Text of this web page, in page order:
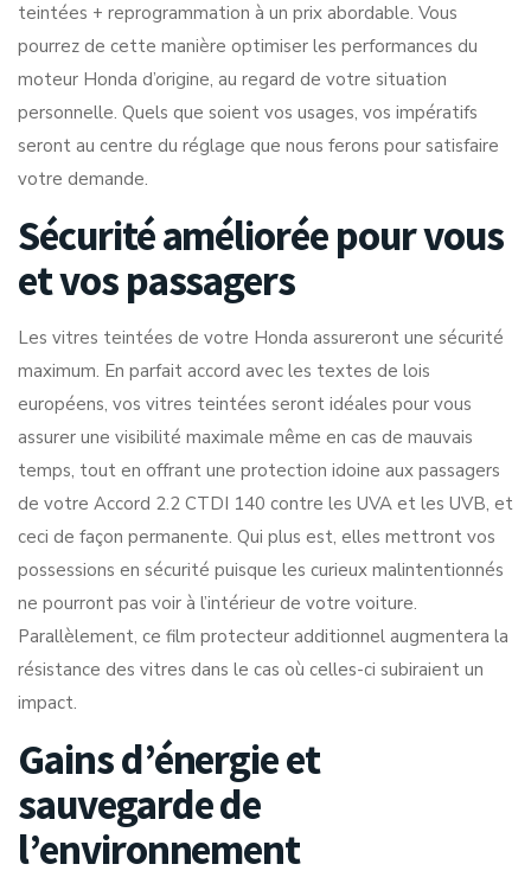
teintées + reprogrammation à un prix abordable. Vous
pourrez de cette manière optimiser les performances du
moteur Honda d’origine, au regard de votre situation
personnelle. Quels que soient vos usages, vos impératifs
seront au centre du réglage que nous ferons pour satisfaire
votre demande.
Sécurité améliorée pour vous
et vos passagers
Les vitres teintées de votre Honda assureront une sécurité
maximum. En parfait accord avec les textes de lois
européens, vos vitres teintées seront idéales pour vous
assurer une visibilité maximale même en cas de mauvais
temps, tout en offrant une protection idoine aux passagers
de votre Accord 2.2 CTDI 140 contre les UVA et les UVB, et
ceci de façon permanente. Qui plus est, elles mettront vos
possessions en sécurité puisque les curieux malintentionnés
ne pourront pas voir à l’intérieur de votre voiture.
Parallèlement, ce film protecteur additionnel augmentera la
résistance des vitres dans le cas où celles-ci subiraient un
impact.
Gains d’énergie et
sauvegarde de
l’environnement